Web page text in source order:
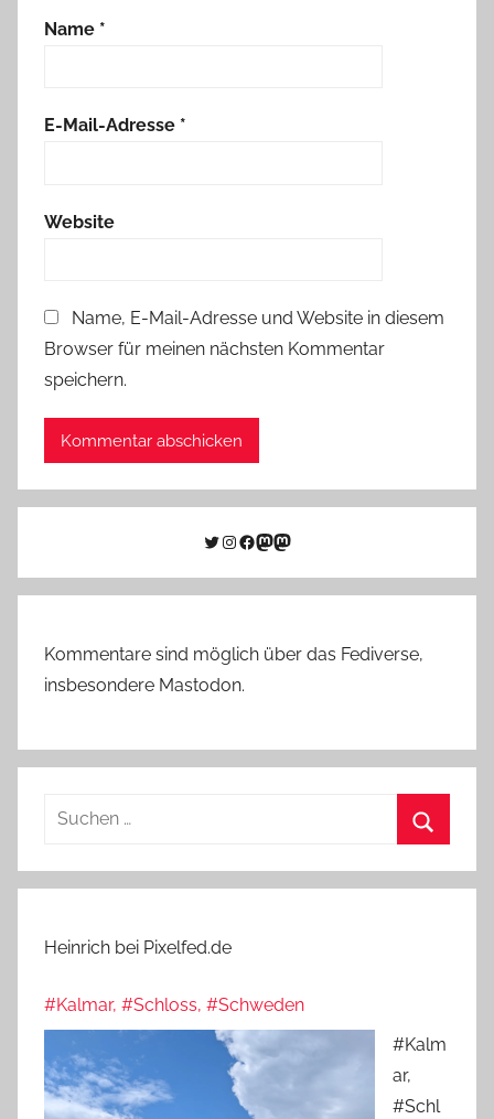
Name *
E-Mail-Adresse *
Website
Name, E-Mail-Adresse und Website in diesem
Browser für meinen nächsten Kommentar
speichern.
Twitter
Instagram
Facebook
Link zu Mastodon
Mastodon
Kommentare sind möglich über das Fediverse,
insbesondere Mastodon.
Suchen
Heinrich bei Pixelfed.de
#Kalmar, #Schloss, #Schweden
#Kalm
ar,
#Schl